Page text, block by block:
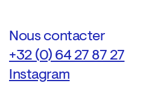
Nous contacter
+32 (0) 64 27 87 27
Instagram